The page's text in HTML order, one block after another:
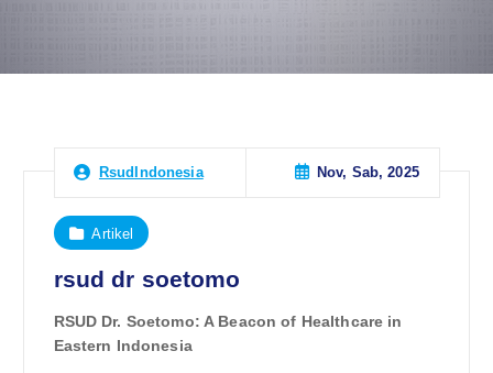
RsudIndonesia Nov, Sab, 2025
Artikel
rsud dr soetomo
RSUD Dr. Soetomo: A Beacon of Healthcare in
Eastern Indonesia